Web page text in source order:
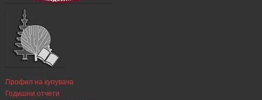
Профил на купувача
Годишни отчети